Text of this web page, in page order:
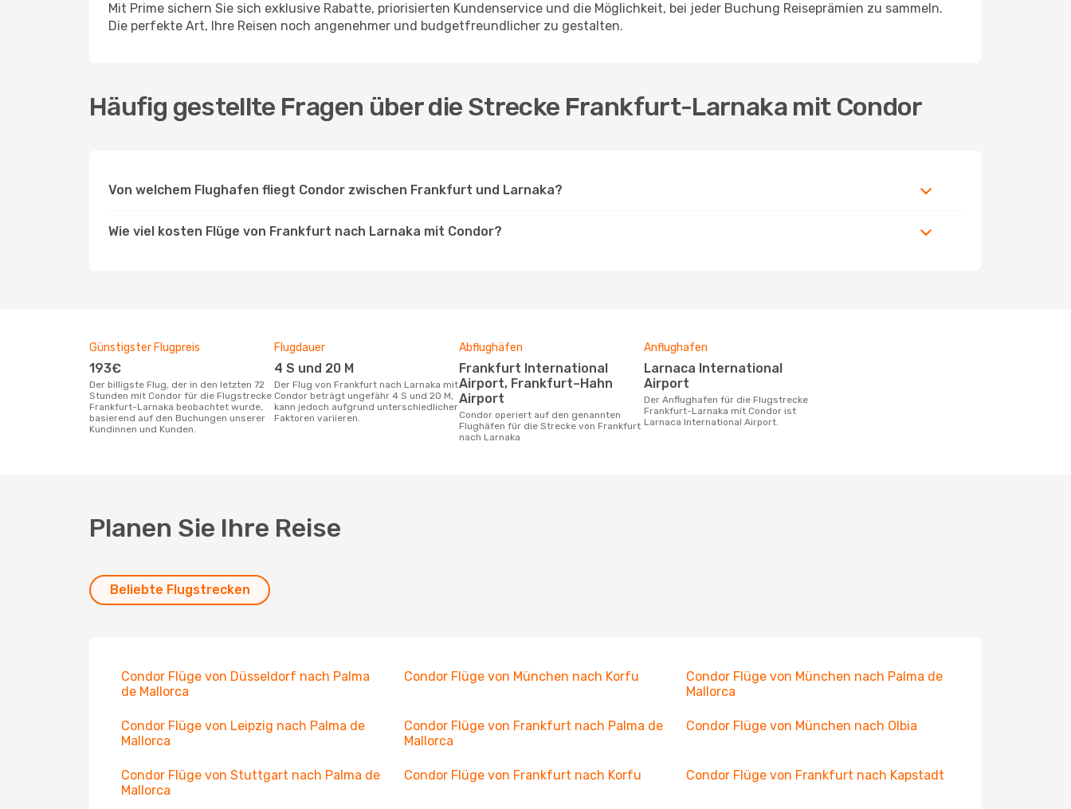
Mit Prime sichern Sie sich exklusive Rabatte, priorisierten Kundenservice und die Möglichkeit, bei jeder Buchung Reiseprämien zu sammeln.
Die perfekte Art, Ihre Reisen noch angenehmer und budgetfreundlicher zu gestalten.
Häufig gestellte Fragen über die Strecke Frankfurt-Larnaka mit Condor
Von welchem Flughafen fliegt Condor zwischen Frankfurt und Larnaka?
Wie viel kosten Flüge von Frankfurt nach Larnaka mit Condor?
Günstigster Flugpreis
193€
Der billigste Flug, der in den letzten 72
Stunden mit Condor für die Flugstrecke
Frankfurt-Larnaka beobachtet wurde,
basierend auf den Buchungen unserer
Kundinnen und Kunden.
Flugdauer
4 S und 20 M
Der Flug von Frankfurt nach Larnaka mit
Condor beträgt ungefähr 4 S und 20 M,
kann jedoch aufgrund unterschiedlicher
Faktoren variieren.
Abflughäfen
Frankfurt International
Airport, Frankfurt–Hahn
Airport
Condor operiert auf den genannten
Flughäfen für die Strecke von Frankfurt
nach Larnaka
Anflughafen
Larnaca International
Airport
Der Anflughafen für die Flugstrecke
Frankfurt-Larnaka mit Condor ist
Larnaca International Airport.
Planen Sie Ihre Reise
Beliebte Flugstrecken
Condor Flüge von Düsseldorf nach Palma
de Mallorca
Condor Flüge von München nach Korfu
Condor Flüge von München nach Palma de
Mallorca
Condor Flüge von Leipzig nach Palma de
Mallorca
Condor Flüge von Frankfurt nach Palma de
Mallorca
Condor Flüge von München nach Olbia
Condor Flüge von Stuttgart nach Palma de
Mallorca
Condor Flüge von Frankfurt nach Korfu Condor Flüge von Frankfurt nach Kapstadt